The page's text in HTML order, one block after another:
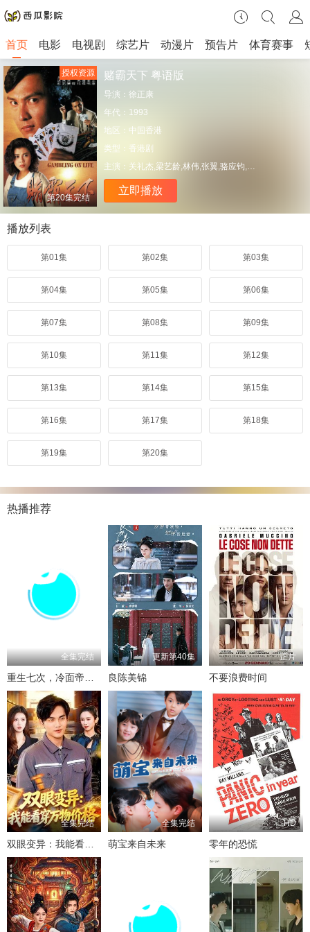
首页 电影 电视剧 综艺片 动漫片 预告片 体育赛事
第20集完结
授权资源 赌霸天下 粤语版
导演： 徐正康
年代： 1993
地区： 中国香港
类型： 香港剧
主演： 关礼杰,梁艺龄,林伟,张翼,骆应钧,关宝慧,刘兆铭
立即播放
播放列表
第01集 第02集 第03集
第04集 第05集 第06集
第07集 第08集 第09集
第10集 第11集 第12集
第13集 第14集 第15集
第16集 第17集 第18集
第19集 第20集
热播推荐
全集完结
重生七次，冷面帝王宠我入骨
更新第40集
良陈美锦
正片
不要浪费时间
全集完结
双眼变异：我能看穿万物价格
全集完结
萌宝来自未来
HD
零年的恐慌